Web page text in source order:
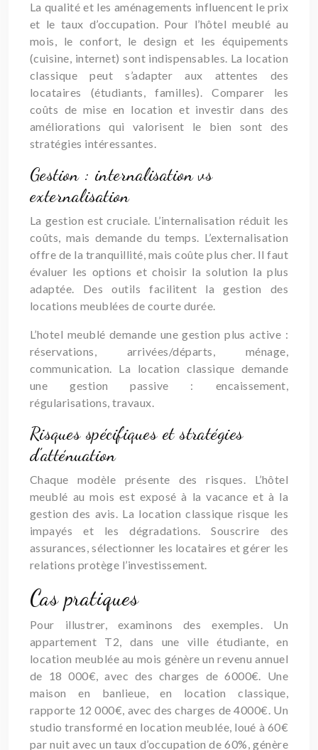
La qualité et les aménagements influencent le prix
et le taux d’occupation. Pour l’hôtel meublé au
mois, le confort, le design et les équipements
(cuisine, internet) sont indispensables. La location
classique peut s’adapter aux attentes des
locataires (étudiants, familles). Comparer les
coûts de mise en location et investir dans des
améliorations qui valorisent le bien sont des
stratégies intéressantes.
Gestion : internalisation vs
externalisation
La gestion est cruciale. L’internalisation réduit les
coûts, mais demande du temps. L’externalisation
offre de la tranquillité, mais coûte plus cher. Il faut
évaluer les options et choisir la solution la plus
adaptée. Des outils facilitent la gestion des
locations meublées de courte durée.
L’hotel meublé demande une gestion plus active :
réservations, arrivées/départs, ménage,
communication. La location classique demande
une gestion passive : encaissement,
régularisations, travaux.
Risques spécifiques et stratégies
d’atténuation
Chaque modèle présente des risques. L’hôtel
meublé au mois est exposé à la vacance et à la
gestion des avis. La location classique risque les
impayés et les dégradations. Souscrire des
assurances, sélectionner les locataires et gérer les
relations protège l’investissement.
Cas pratiques
Pour illustrer, examinons des exemples. Un
appartement T2, dans une ville étudiante, en
location meublée au mois génère un revenu annuel
de 18 000€, avec des charges de 6000€. Une
maison en banlieue, en location classique,
rapporte 12 000€, avec des charges de 4000€. Un
studio transformé en location meublée, loué à 60€
par nuit avec un taux d’occupation de 60%, génère